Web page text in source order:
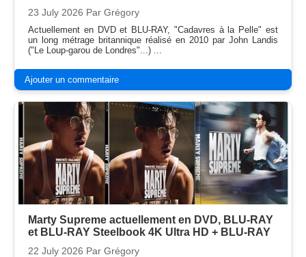
23 July 2026 Par Grégory
Actuellement en DVD et BLU-RAY, "Cadavres à la Pelle" est
un long métrage britannique réalisé en 2010 par John Landis
("Le Loup-garou de Londres"...) ...
Ajouter un commentaire
Marty Supreme actuellement en DVD, BLU-RAY
et BLU-RAY Steelbook 4K Ultra HD + BLU-RAY
22 July 2026 Par Grégory